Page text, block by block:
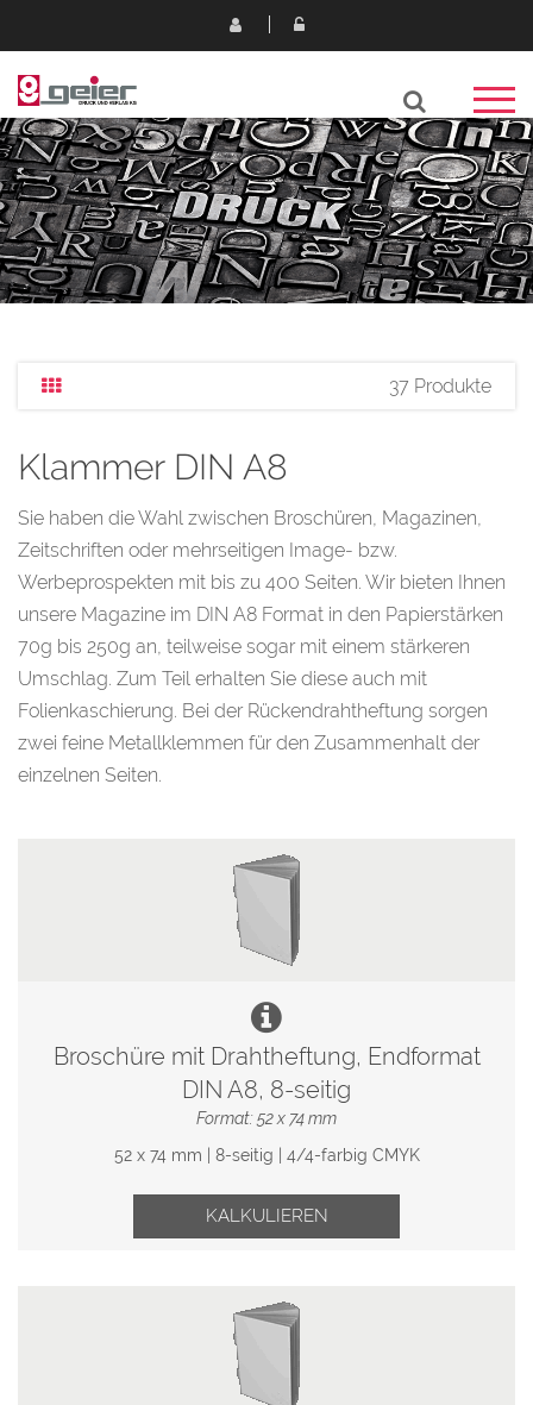
37 Produkte
Klammer DIN A8
Sie haben die Wahl zwischen Broschüren, Magazinen,
Zeitschriften oder mehrseitigen Image- bzw.
Werbeprospekten mit bis zu 400 Seiten. Wir bieten Ihnen
unsere Magazine im DIN A8 Format in den Papierstärken
70g bis 250g an, teilweise sogar mit einem stärkeren
Umschlag. Zum Teil erhalten Sie diese auch mit
Folienkaschierung. Bei der Rückendrahtheftung sorgen
zwei feine Metallklemmen für den Zusammenhalt der
einzelnen Seiten.
Broschüre mit Drahtheftung, Endformat
DIN A8, 8-seitig
Format: 52 x 74 mm
52 x 74 mm | 8-seitig | 4/4-farbig CMYK
KALKULIEREN